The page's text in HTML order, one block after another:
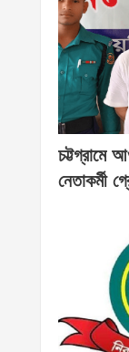
চট্টগ্রামে
নেতাকর্মী